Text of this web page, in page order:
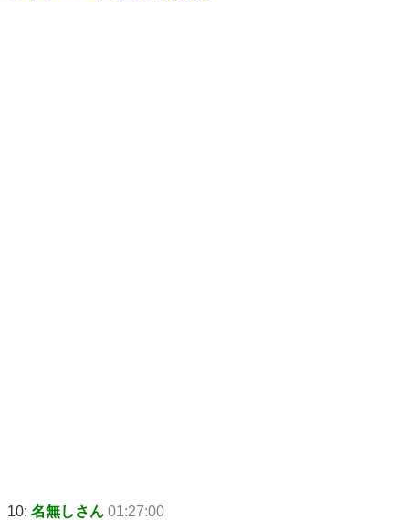
10: 名無しさん 01:27:00